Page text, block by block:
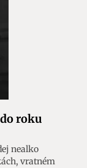
roku
nealko
vratném